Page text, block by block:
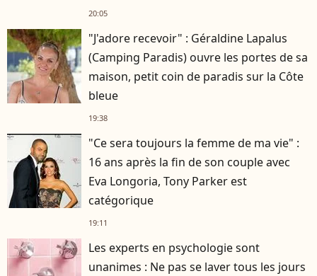
20:05
"J'adore recevoir" : Géraldine Lapalus
(Camping Paradis) ouvre les portes de sa
maison, petit coin de paradis sur la Côte
bleue
19:38
"Ce sera toujours la femme de ma vie" :
16 ans après la fin de son couple avec
Eva Longoria, Tony Parker est
catégorique
19:11
Les experts en psychologie sont
unanimes : Ne pas se laver tous les jours